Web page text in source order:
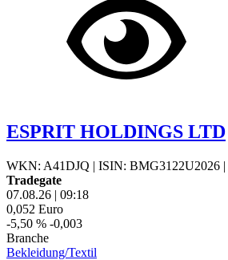
ESPRIT HOLDINGS LTD
WKN: A41DJQ | ISIN: BMG3122U2026 |
Tradegate
07.08.26 | 09:18
0,052 Euro
-5,50 % -0,003
Branche
Bekleidung/Textil